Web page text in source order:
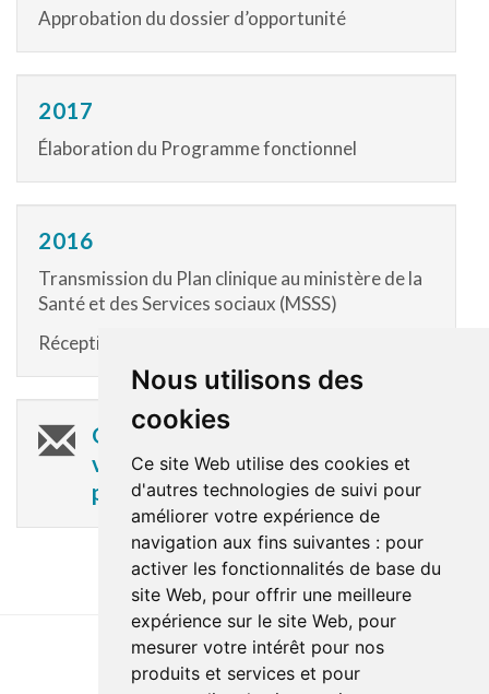
Nous utilisons des
cookies
Ce site Web utilise des cookies et
d'autres technologies de suivi pour
améliorer votre expérience de
navigation aux fins suivantes : pour
activer les fonctionnalités de base du
site Web, pour offrir une meilleure
expérience sur le site Web, pour
mesurer votre intérêt pour nos
produits et services et pour
Approbation du dossier d’opportunité
2017
Élaboration du Programme fonctionnel
2016
Transmission du Plan clinique au ministère de la
Santé et des Services sociaux (MSSS)
Réception de l’avis de reconnaissance
On garde le contact : inscrivez-
vous à l'Infolettre sur les Grands
projets
Last update : 31 May 2024